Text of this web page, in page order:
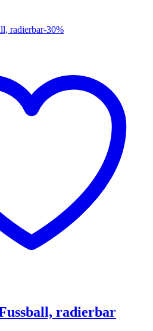
-30%
radierbar